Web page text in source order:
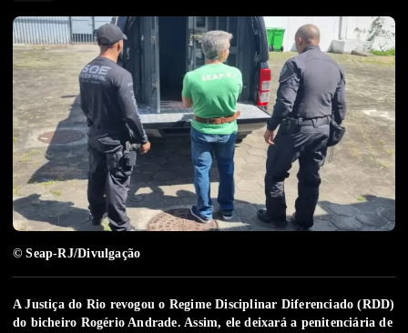
© Seap-RJ/Divulgação
A Justiça do Rio revogou o Regime Disciplinar Diferenciado (RDD)
do bicheiro Rogério Andrade. Assim, ele deixará a penitenciária de